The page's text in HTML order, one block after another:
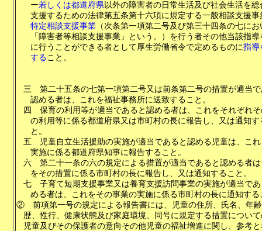
ー若しくは都道府県以外の障害者の日常生活及び社会生活を総
支援するための法律第五条第十六項に規定する一般相談支援事
特定相談支援事業（次条第一項第二号及び第三十四条の七にお
「障害者等相談支援事業」という。）を行う者その他当該指導
に行うことができる者として厚生労働省令で定めるものに指導
すること。
三
第二十五条の七第一項第二号又は前条第二号の措置が適当
認める者は、これを福祉事務所に送致すること。
四
保育の利用等が適当であると認める者は、これをそれぞれ
の利用等に係る都道府県又は市町村の長に報告し、又は通知す
と。
五
児童自立生活援助の実施が適当であると認める児童は、こ
実施に係る都道府県知事に報告すること。
六
第二十一条の六の規定による措置が適当であると認める者
をその措置に係る市町村の長に報告し、又は通知すること。
七
子育て短期支援事業又は養育支援訪問事業の実施が適当で
める者は、これをその事業の実施に係る市町村の長に通知する
②
前項第一号の規定による報告書には、児童の住所、氏名、年
歴、性行、健康状態及び家庭環境、同号に規定する措置につい
児童及びその保護者の意向その他児童の福祉増進に関し、参考